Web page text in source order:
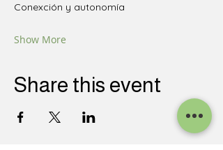
Conexción y autonomía
Show More
Share this event